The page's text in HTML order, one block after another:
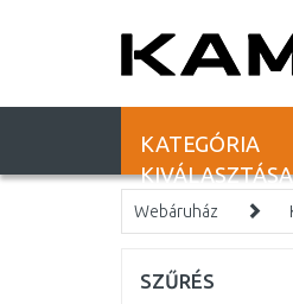
KATEGÓRIA
KIVÁLASZTÁSA
Webáruház
SZŰRÉS